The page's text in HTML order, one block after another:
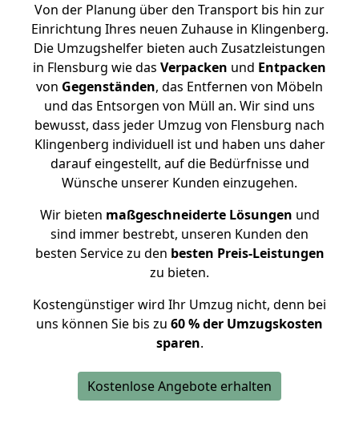
Von der Planung über den Transport bis hin zur
Einrichtung Ihres neuen Zuhause in Klingenberg.
Die Umzugshelfer bieten auch Zusatzleistungen
in Flensburg wie das Verpacken und Entpacken
von Gegenständen, das Entfernen von Möbeln
und das Entsorgen von Müll an. Wir sind uns
bewusst, dass jeder Umzug von Flensburg nach
Klingenberg individuell ist und haben uns daher
darauf eingestellt, auf die Bedürfnisse und
Wünsche unserer Kunden einzugehen.
Wir bieten maßgeschneiderte Lösungen und
sind immer bestrebt, unseren Kunden den
besten Service zu den besten Preis-Leistungen
zu bieten.
Kostengünstiger wird Ihr Umzug nicht, denn bei
uns können Sie bis zu 60 % der Umzugskosten
sparen.
Kostenlose Angebote erhalten